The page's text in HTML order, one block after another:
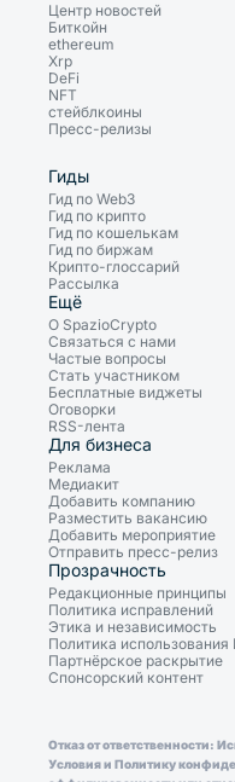
Центр новостей
Биткойн
ethereum
Xrp
DeFi
NFT
стейблкоины
Пресс-релизы
Гиды
Гид по Web3
Гид по крипто
Гид по кошелькам
Гид по биржам
Крипто-глоссарий
Рассылка
Ещё
О SpazioCrypto
Связаться с нами
Частые вопросы
Стать участником
Бесплатные виджеты
Оговорки
RSS-лента
Для бизнеса
Реклама
Медиакит
Добавить компанию
Разместить вакансию
Добавить мероприятие
Отправить пресс-релиз
Прозрачность
Редакционные принципы
Политика исправлений
Этика и независимость
Политика использования
Партнёрское раскрытие
Спонсорский контент
Отказ от ответственности:
Условия и Политику